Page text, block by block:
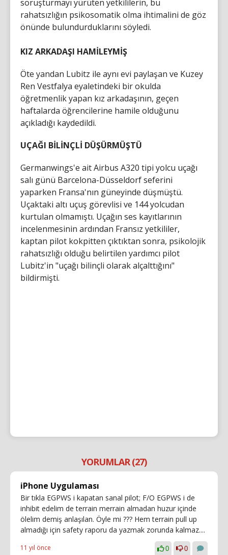
soruşturmayı yürüten yetkililerin, bu
rahatsızlığın psikosomatik olma ihtimalini de göz
önünde bulundurduklarını söyledi.
KIZ ARKADAŞI HAMİLEYMİŞ
Öte yandan Lubitz ile aynı evi paylaşan ve Kuzey
Ren Vestfalya eyaletindeki bir okulda
öğretmenlik yapan kız arkadaşının, geçen
haftalarda öğrencilerine hamile olduğunu
açıkladığı kaydedildi.
UÇAĞI BİLİNÇLİ DÜŞÜRMÜŞTÜ
Germanwings'e ait Airbus A320 tipi yolcu uçağı
salı günü Barcelona-Düsseldorf seferini
yaparken Fransa'nın güneyinde düşmüştü.
Uçaktaki altı uçuş görevlisi ve 144 yolcudan
kurtulan olmamıştı. Uçağın ses kayıtlarının
incelenmesinin ardından Fransız yetkililer,
kaptan pilot kokpitten çıktıktan sonra, psikolojik
rahatsızlığı olduğu belirtilen yardımcı pilot
Lubitz'in "uçağı bilinçli olarak alçalttığını"
bildirmişti.
YORUMLAR (27)
iPhone Uygulaması
Bir tıkla EGPWS i kapatan sanal pilot; F/O EGPWS i de
inhibit edelim de terrain merrain almadan huzur içinde
ölelim demiş anlaşılan. Öyle mi ??? Hem terrain pull up
almadığı için safety raporu da yazmak zorunda kalmaz....
11 yıl önce 0 0